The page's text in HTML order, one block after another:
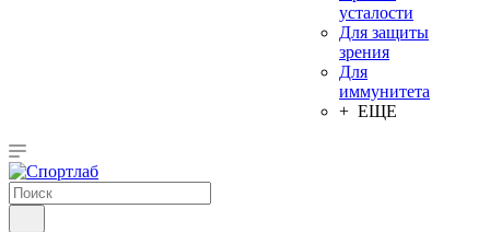
усталости
Для защиты
зрения
Для
иммунитета
+ ЕЩЕ